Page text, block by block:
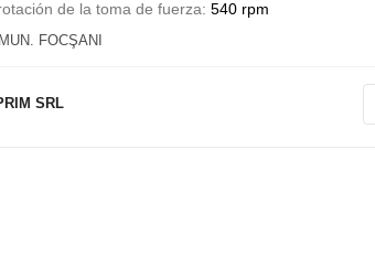
de la toma de fuerza 540 rpm
FOCŞANI
SRL